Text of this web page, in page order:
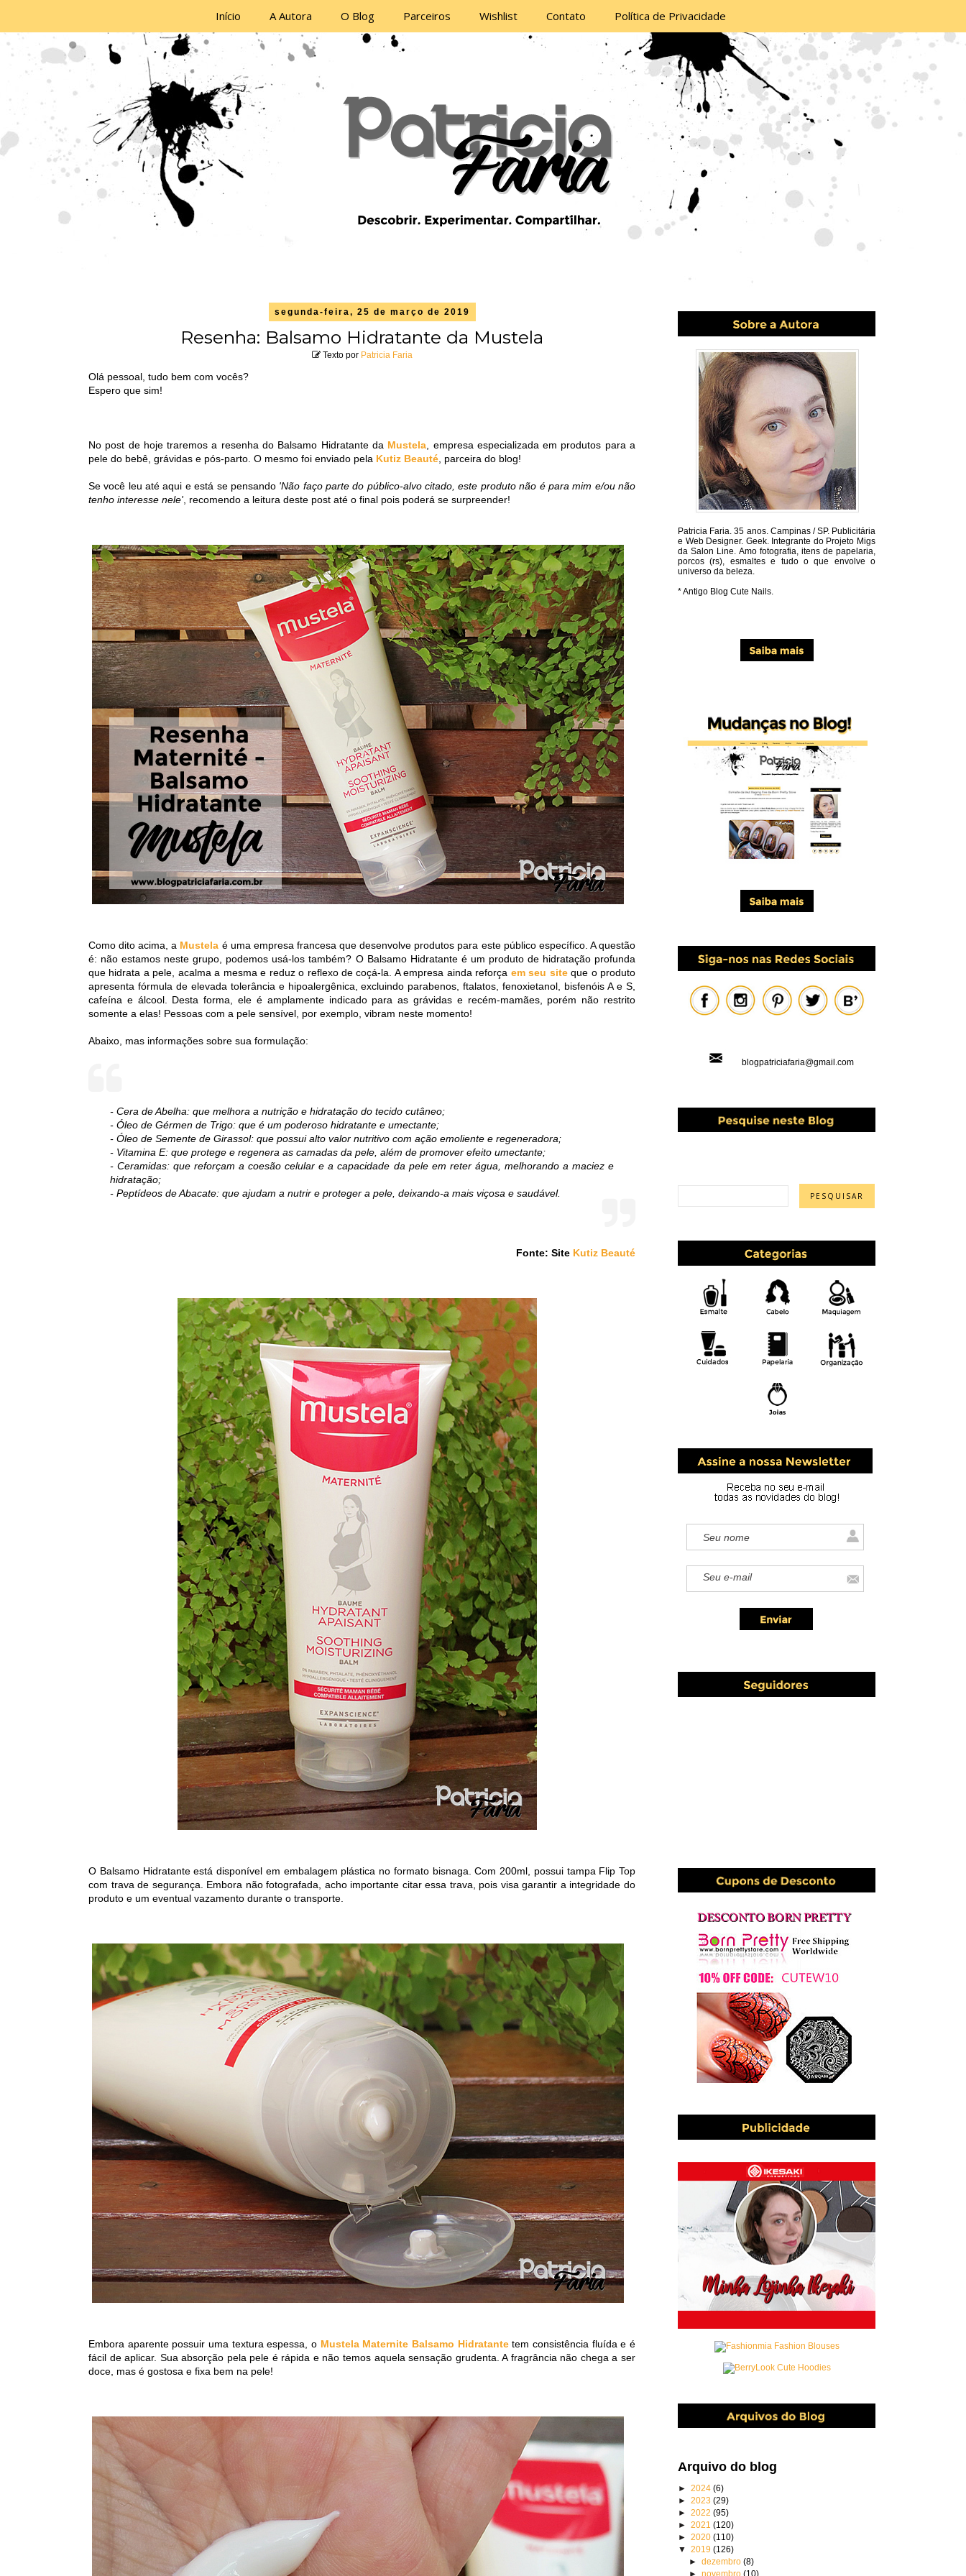
Início A Autora O Blog Parceiros Wishlist Contato Política de Privacidade
segunda-feira, 25 de março de 2019
Resenha: Balsamo Hidratante da Mustela
Texto por Patricia Faria
Olá pessoal, tudo bem com vocês?
Espero que sim!
No post de hoje traremos a resenha do Balsamo Hidratante da Mustela , empresa especializada em produtos para a
pele do bebê, grávidas e pós-parto. O mesmo foi enviado pela Kutiz Beauté , parceira do blog!
Se você leu até aqui e está se pensando 'Não faço parte do público-alvo citado, este produto não é para mim e/ou não
tenho interesse nele' , recomendo a leitura deste post até o final pois poderá se surpreender!
Como dito acima, a Mustela é uma empresa francesa que desenvolve produtos para este público específico. A questão
é: não estamos neste grupo, podemos usá-los também? O Balsamo Hidratante é um produto de hidratação profunda
que hidrata a pele, acalma a mesma e reduz o reflexo de coçá-la. A empresa ainda reforça em seu siteque o produto
apresenta fórmula de elevada tolerância e hipoalergênica, excluindo parabenos, ftalatos, fenoxietanol, bisfenóis A e S,
cafeína e álcool. Desta forma, ele é amplamente indicado para as grávidas e recém-mamães, porém não restrito
somente a elas! Pessoas com a pele sensível, por exemplo, vibram neste momento!
Abaixo, mas informações sobre sua formulação:
- Cera de Abelha: que melhora a nutrição e hidratação do tecido cutâneo;
- Óleo de Gérmen de Trigo: que é um poderoso hidratante e umectante;
- Óleo de Semente de Girassol: que possui alto valor nutritivo com ação emoliente e regeneradora;
- Vitamina E: que protege e regenera as camadas da pele, além de promover efeito umectante;
- Ceramidas: que reforçam a coesão celular e a capacidade da pele em reter água, melhorando a maciez e
hidratação;
- Peptídeos de Abacate: que ajudam a nutrir e proteger a pele, deixando-a mais viçosa e saudável.
Fonte: Site Kutiz Beauté
O Balsamo Hidratante está disponível em embalagem plástica no formato bisnaga. Com 200ml, possui tampa Flip Top
com trava de segurança. Embora não fotografada, acho importante citar essa trava, pois visa garantir a integridade do
produto e um eventual vazamento durante o transporte.
Embora aparente possuir uma textura espessa, o Mustela Maternite Balsamo Hidratantetem consistência fluída e é
fácil de aplicar. Sua absorção pela pele é rápida e não temos aquela sensação grudenta. A fragrância não chega a ser
doce, mas é gostosa e fixa bem na pele!
Patricia Faria.35 anos. Campinas / SP. Publicitária
e Web Designer. Geek. Integrante do Projeto Migs
da Salon Line. Amo fotografia, itens de papelaria,
porcos (rs), esmaltes e tudo o que envolve o
universo da beleza.
* Antigo Blog Cute Nails.
blogpatriciafaria@gmail.com
Arquivo do blog
►2024(6)
►2023(29)
►2022(95)
►2021(120)
►2020(110)
▼2019(126)
► dezembro (8)